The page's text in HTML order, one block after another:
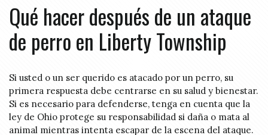
Qué hacer después de un ataque
de perro en Liberty Township
Si usted o un ser querido es atacado por un perro, su
primera respuesta debe centrarse en su salud y bienestar.
Si es necesario para defenderse, tenga en cuenta que la
ley de Ohio protege su responsabilidad si daña o mata al
animal mientras intenta escapar de la escena del ataque.